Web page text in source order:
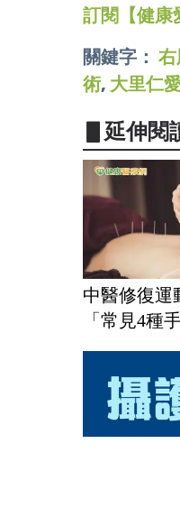
訂閱【健康
關鍵字：
術, 大里仁
▋延伸閱
中醫修復
「常見4種